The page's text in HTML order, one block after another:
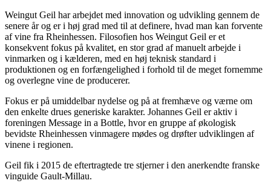
Weingut Geil har arbejdet med innovation og udvikling gennem de
senere år og er i høj grad med til at definere, hvad man kan forvente
af vine fra Rheinhessen. Filosofien hos Weingut Geil er et
konsekvent fokus på kvalitet, en stor grad af manuelt arbejde i
vinmarken og i kælderen, med en høj teknisk standard i
produktionen og en forfængelighed i forhold til de meget fornemme
og overlegne vine de producerer.
Fokus er på umiddelbar nydelse og på at fremhæve og værne om
den enkelte drues generiske karakter. Johannes Geil er aktiv i
foreningen Message in a Bottle, hvor en gruppe af økologisk
bevidste Rheinhessen vinmagere mødes og drøfter udviklingen af
vinene i regionen.
Geil fik i 2015 de eftertragtede tre stjerner i den anerkendte franske
vinguide Gault-Millau.